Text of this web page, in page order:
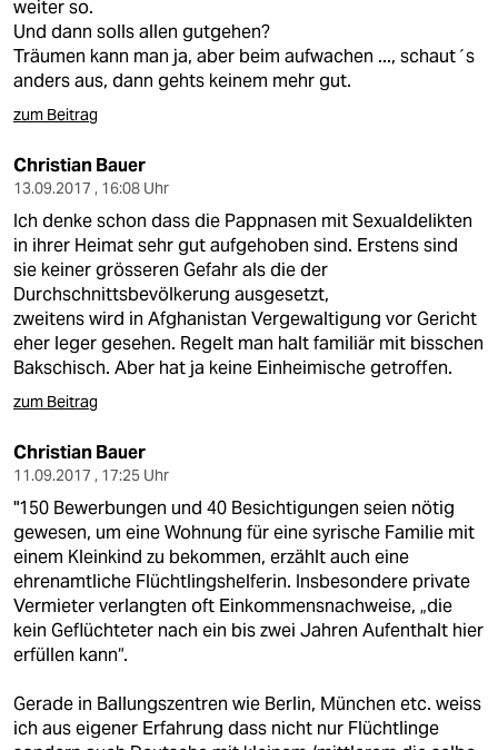
weiter so.
Und dann solls allen gutgehen?
Träumen kann man ja, aber beim aufwachen ..., schaut´s
anders aus, dann gehts keinem mehr gut.
zum Beitrag
Christian Bauer
13.09.2017 , 16:08 Uhr
Ich denke schon dass die Pappnasen mit Sexualdelikten
in ihrer Heimat sehr gut aufgehoben sind. Erstens sind
sie keiner grösseren Gefahr als die der
Durchschnittsbevölkerung ausgesetzt,
zweitens wird in Afghanistan Vergewaltigung vor Gericht
eher leger gesehen. Regelt man halt familiär mit bisschen
Bakschisch. Aber hat ja keine Einheimische getroffen.
zum Beitrag
Christian Bauer
11.09.2017 , 17:25 Uhr
"150 Bewerbungen und 40 Besichtigungen seien nötig
gewesen, um eine Wohnung für eine syrische Familie mit
einem Kleinkind zu bekommen, erzählt auch eine
ehrenamtliche Flüchtlingshelferin. Insbesondere private
Vermieter verlangten oft Einkommensnachweise, „die
kein Geflüchteter nach ein bis zwei Jahren Aufenthalt hier
erfüllen kann“.
Gerade in Ballungszentren wie Berlin, München etc. weiss
ich aus eigener Erfahrung dass nicht nur Flüchtlinge